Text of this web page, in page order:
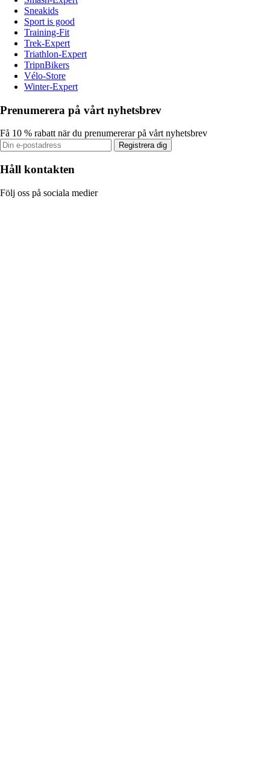
Sneakids
Sport is good
Training-Fit
Trek-Expert
Triathlon-Expert
TripnBikers
Vélo-Store
Winter-Expert
Prenumerera på vårt nyhetsbrev
Få 10 % rabatt när du prenumererar på vårt nyhetsbrev
Registrera dig
Håll kontakten
Följ oss på sociala medier